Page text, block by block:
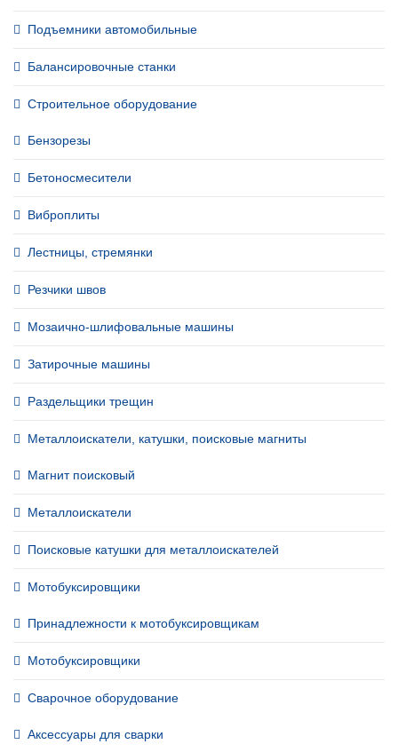
Подъемники автомобильные
Балансировочные станки
Строительное оборудование
Бензорезы
Бетоносмесители
Виброплиты
Лестницы, стремянки
Резчики швов
Мозаично-шлифовальные машины
Затирочные машины
Раздельщики трещин
Металлоискатели, катушки, поисковые магниты
Магнит поисковый
Металлоискатели
Поисковые катушки для металлоискателей
Мотобуксировщики
Принадлежности к мотобуксировщикам
Мотобуксировщики
Сварочное оборудование
Аксессуары для сварки